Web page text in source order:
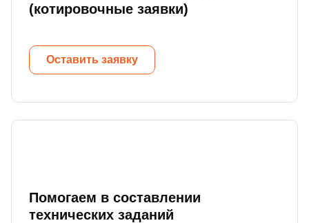
(котировочные заявки)
Оставить заявку
Помогаем в составлении
технических заданий